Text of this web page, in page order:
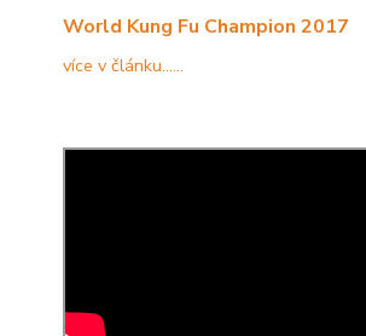
World Kung Fu Champion 2017
více v článku......